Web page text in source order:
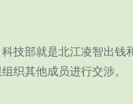
部就是北江凌智出钱
织其他成员进行交涉。